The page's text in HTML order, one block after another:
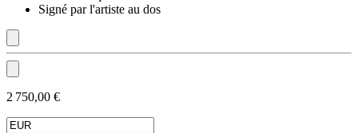
Signé par l'artiste au dos
2 750,00 €